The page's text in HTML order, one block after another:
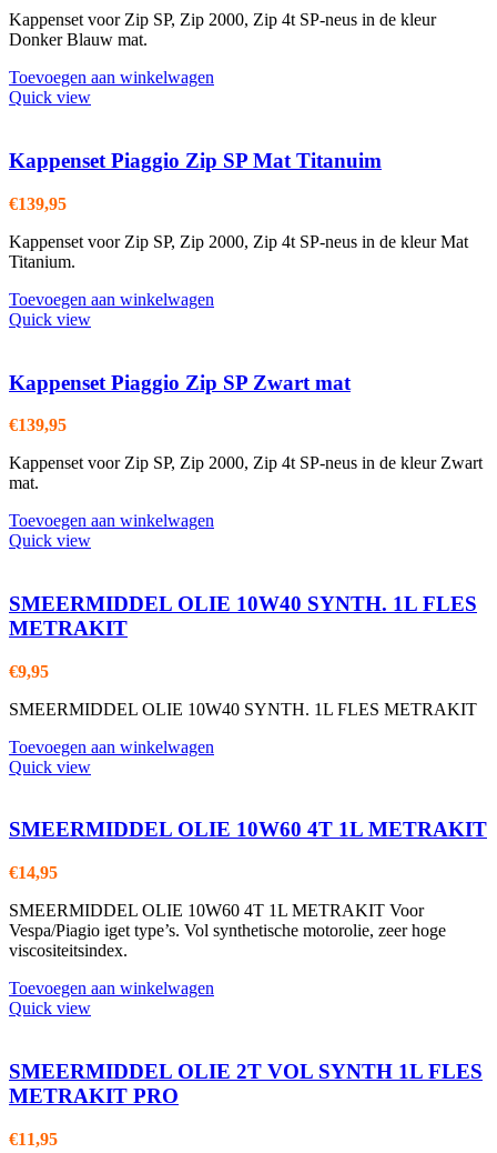
Kappenset voor Zip SP, Zip 2000, Zip 4t SP-neus in de kleur
Donker Blauw mat.
Toevoegen aan winkelwagen
Quick view
Kappenset Piaggio Zip SP Mat Titanuim
€139,95
Kappenset voor Zip SP, Zip 2000, Zip 4t SP-neus in de kleur Mat
Titanium.
Toevoegen aan winkelwagen
Quick view
Kappenset Piaggio Zip SP Zwart mat
€139,95
Kappenset voor Zip SP, Zip 2000, Zip 4t SP-neus in de kleur Zwart
mat.
Toevoegen aan winkelwagen
Quick view
SMEERMIDDEL OLIE 10W40 SYNTH. 1L FLES
METRAKIT
€9,95
SMEERMIDDEL OLIE 10W40 SYNTH. 1L FLES METRAKIT
Toevoegen aan winkelwagen
Quick view
SMEERMIDDEL OLIE 10W60 4T 1L METRAKIT
€14,95
SMEERMIDDEL OLIE 10W60 4T 1L METRAKIT Voor
Vespa/Piagio iget type’s. Vol synthetische motorolie, zeer hoge
viscositeitsindex.
Toevoegen aan winkelwagen
Quick view
SMEERMIDDEL OLIE 2T VOL SYNTH 1L FLES
METRAKIT PRO
€11,95